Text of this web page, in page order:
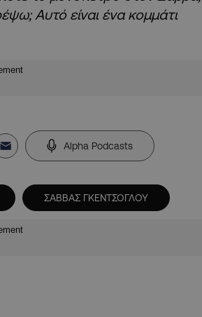
Αυτό είναι ένα κομμάτι
Alpha Podcasts
ΣΑΒΒΑΣ ΓΚΕΝΤΣΟΓΛΟΥ